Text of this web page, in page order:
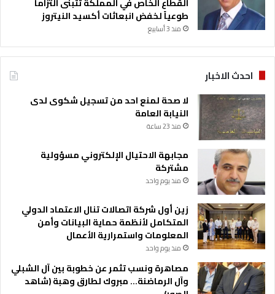
ا
ل
س
ل
ط
-
ا
ر
م
ي
م
.
طوعياً لخفض انبعاثات أكسيد النيتروز
منذ 3 أسابيع
احدث الاخبار
لا صحة لمنع احد من تسجيل شكوى لدى
النيابة العامة
منذ 23 ساعة
مجابهة الاحتيال الإلكتروني مسؤولية
مشتركة
منذ يوم واحد
زين أول شركة اتصالات تنال الاعتماد الدولي
المتكامل لأنظمة حماية البيانات وأمن
المعلومات واستمرارية الأعمال
منذ يوم واحد
مصاهرة ونسب تثمر عن خطوبة بين آل الشبلي
وآل الرماضنة… مبروك لطارق وهبة (شاهد